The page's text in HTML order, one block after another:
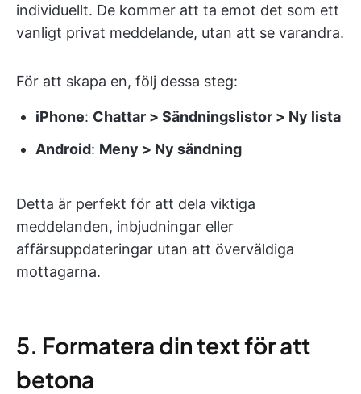
individuellt. De kommer att ta emot det som ett
vanligt privat meddelande, utan att se varandra.
För att skapa en, följ dessa steg:
iPhone: Chattar > Sändningslistor > Ny lista
Android: Meny > Ny sändning
Detta är perfekt för att dela viktiga
meddelanden, inbjudningar eller
affärsuppdateringar utan att överväldiga
mottagarna.
5. Formatera din text för att
betona